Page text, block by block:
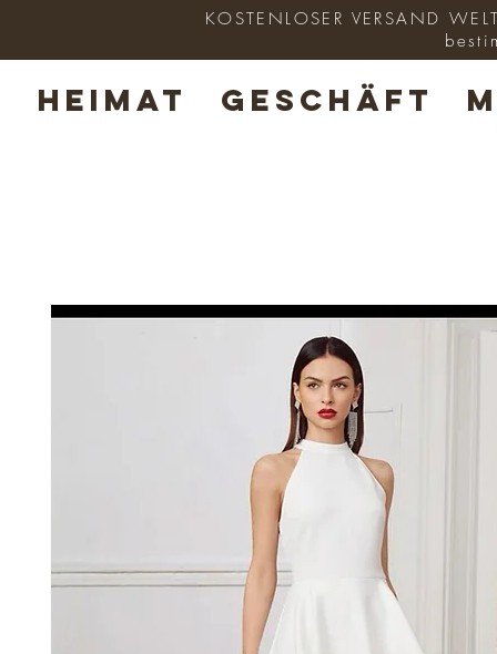
HEIMAT GESCHÄFT
KOSTENLOSER VERSAND